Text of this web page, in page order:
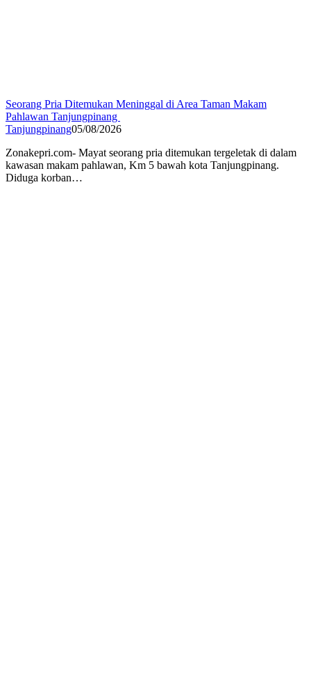
Seorang Pria Ditemukan Meninggal di Area Taman Makam
Pahlawan Tanjungpinang
Tanjungpinang05/08/2026
Zonakepri.com- ‎Mayat seorang pria ditemukan tergeletak di dalam
kawasan makam pahlawan, Km 5 bawah kota Tanjungpinang.
Diduga korban…